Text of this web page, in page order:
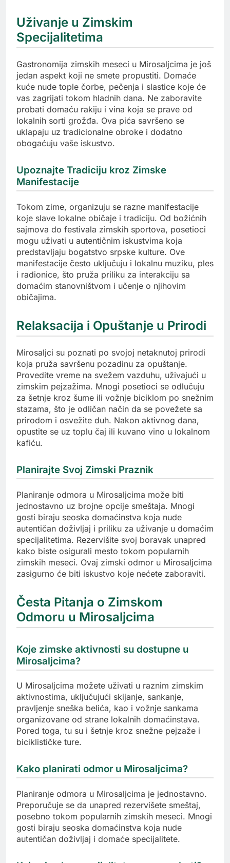
Uživanje u Zimskim
Specijalitetima
Gastronomija zimskih meseci u Mirosaljcima je još
jedan aspekt koji ne smete propustiti. Domaće
kuće nude tople čorbe, pečenja i slastice koje će
vas zagrijati tokom hladnih dana. Ne zaboravite
probati domaću rakiju i vina koja se prave od
lokalnih sorti grožđa. Ova pića savršeno se
uklapaju uz tradicionalne obroke i dodatno
obogaćuju vaše iskustvo.
Upoznajte Tradiciju kroz Zimske
Manifestacije
Tokom zime, organizuju se razne manifestacije
koje slave lokalne običaje i tradiciju. Od božićnih
sajmova do festivala zimskih sportova, posetioci
mogu uživati u autentičnim iskustvima koja
predstavljaju bogatstvo srpske kulture. Ove
manifestacije često uključuju i lokalnu muziku, ples
i radionice, što pruža priliku za interakciju sa
domaćim stanovništvom i učenje o njihovim
običajima.
Relaksacija i Opuštanje u Prirodi
Mirosaljci su poznati po svojoj netaknutoj prirodi
koja pruža savršenu pozadinu za opuštanje.
Provedite vreme na svežem vazduhu, uživajući u
zimskim pejzažima. Mnogi posetioci se odlučuju
za šetnje kroz šume ili vožnje biciklom po snežnim
stazama, što je odličan način da se povežete sa
prirodom i osvežite duh. Nakon aktivnog dana,
opustite se uz toplu čaj ili kuvano vino u lokalnom
kafiću.
Planirajte Svoj Zimski Praznik
Planiranje odmora u Mirosaljcima može biti
jednostavno uz brojne opcije smeštaja. Mnogi
gosti biraju seoska domaćinstva koja nude
autentičan doživljaj i priliku za uživanje u domaćim
specijalitetima. Rezervišite svoj boravak unapred
kako biste osigurali mesto tokom popularnih
zimskih meseci. Ovaj zimski odmor u Mirosaljcima
zasigurno će biti iskustvo koje nećete zaboraviti.
Česta Pitanja o Zimskom
Odmoru u Mirosaljcima
Koje zimske aktivnosti su dostupne u
Mirosaljcima?
U Mirosaljcima možete uživati u raznim zimskim
aktivnostima, uključujući skijanje, sankanje,
pravljenje sneška belića, kao i vožnje sankama
organizovane od strane lokalnih domaćinstava.
Pored toga, tu su i šetnje kroz snežne pejzaže i
biciklističke ture.
Kako planirati odmor u Mirosaljcima?
Planiranje odmora u Mirosaljcima je jednostavno.
Preporučuje se da unapred rezervišete smeštaj,
posebno tokom popularnih zimskih meseci. Mnogi
gosti biraju seoska domaćinstva koja nude
autentičan doživljaj i domaće specijalitete.